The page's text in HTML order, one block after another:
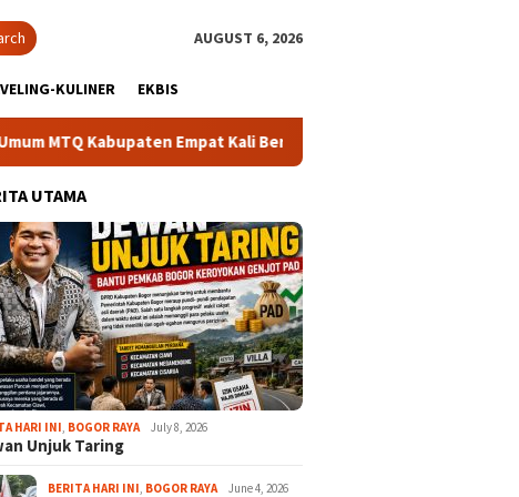
AUGUST 6, 2026
KULINER EKBIS
Kabupaten Empat Kali Beruntun
UTAMA
HARI INI BOGOR RAYA July 8, 2026
Unjuk Taring
BERITA HARI INI BOGOR RAYA June 4, 2026